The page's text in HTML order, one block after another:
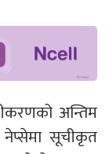
अन्तिम
सूचीकृत